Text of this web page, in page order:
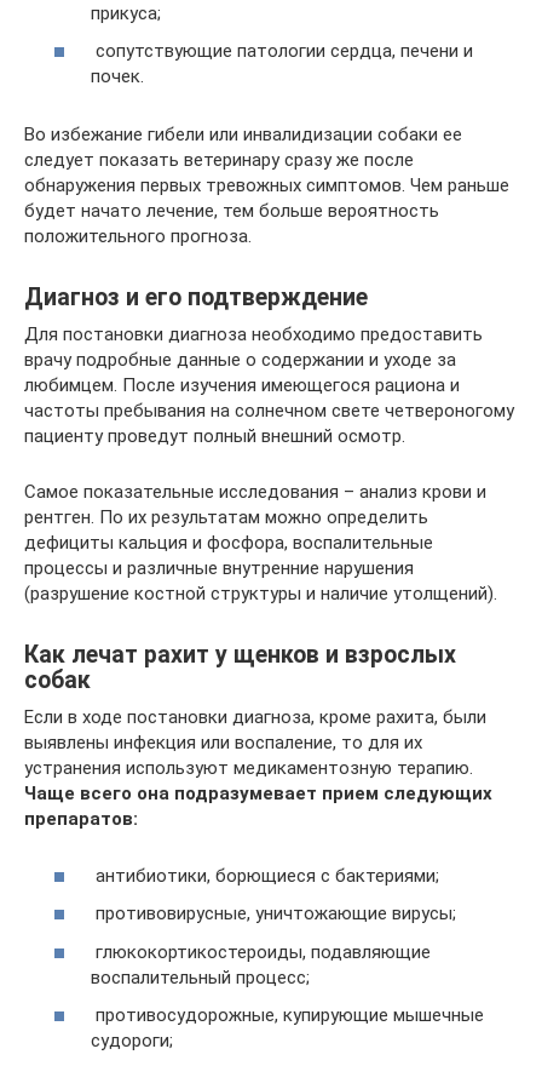
прикуса;
сопутствующие патологии сердца, печени и
почек.
Во избежание гибели или инвалидизации собаки ее
следует показать ветеринару сразу же после
обнаружения первых тревожных симптомов. Чем раньше
будет начато лечение, тем больше вероятность
положительного прогноза.
Диагноз и его подтверждение
Для постановки диагноза необходимо предоставить
врачу подробные данные о содержании и уходе за
любимцем. После изучения имеющегося рациона и
частоты пребывания на солнечном свете четвероногому
пациенту проведут полный внешний осмотр.
Самое показательные исследования – анализ крови и
рентген. По их результатам можно определить
дефициты кальция и фосфора, воспалительные
процессы и различные внутренние нарушения
(разрушение костной структуры и наличие утолщений).
Как лечат рахит у щенков и взрослых
собак
Если в ходе постановки диагноза, кроме рахита, были
выявлены инфекция или воспаление, то для их
устранения используют медикаментозную терапию.
Чаще всего она подразумевает прием следующих
препаратов:
антибиотики, борющиеся с бактериями;
противовирусные, уничтожающие вирусы;
глюкокортикостероиды, подавляющие
воспалительный процесс;
противосудорожные, купирующие мышечные
судороги;